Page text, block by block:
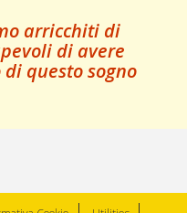
arricchiti di
di avere
questo sogno